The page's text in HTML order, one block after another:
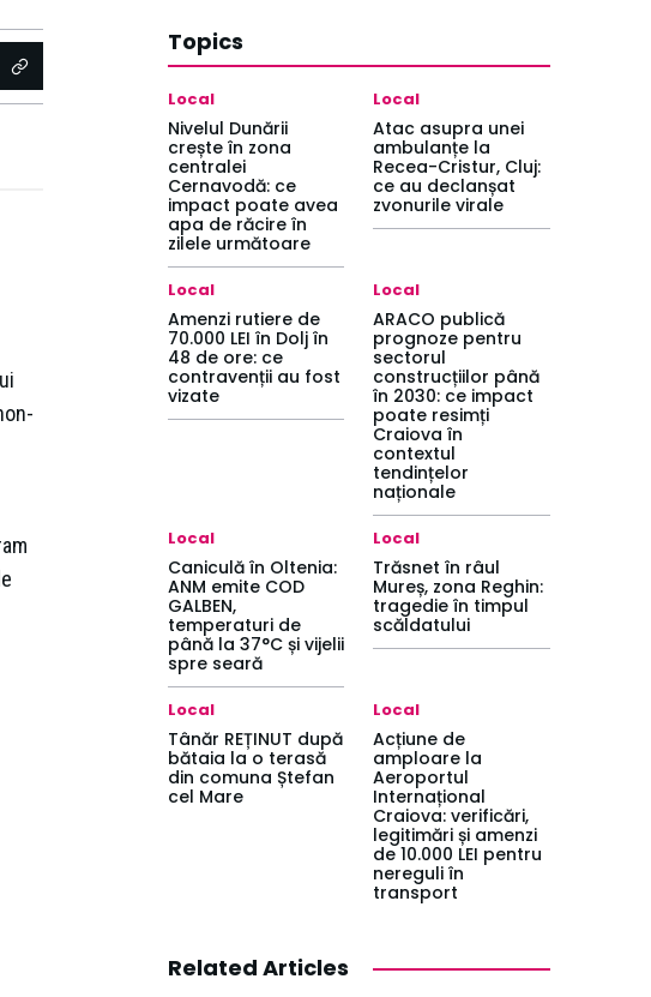
Topics
Local
Nivelul Dunării
crește în zona
centralei
Cernavodă: ce
impact poate avea
apa de răcire în
zilele următoare
Local
Atac asupra unei
ambulanțe la
Recea-Cristur, Cluj:
ce au declanșat
zvonurile virale
Local
Amenzi rutiere de
70.000 LEI în Dolj în
48 de ore: ce
contravenții au fost
vizate
Local
ARACO publică
prognoze pentru
sectorul
construcțiilor până
în 2030: ce impact
poate resimți
Craiova în
contextul
tendințelor
naționale
Local
Caniculă în Oltenia:
ANM emite COD
GALBEN,
temperaturi de
până la 37°C și vijelii
spre seară
Local
Trăsnet în râul
Mureș, zona Reghin:
tragedie în timpul
scăldatului
Local
Tânăr REȚINUT după
bătaia la o terasă
din comuna Ștefan
cel Mare
Local
Acțiune de
amploare la
Aeroportul
Internațional
Craiova: verificări,
legitimări și amenzi
de 10.000 LEI pentru
nereguli în
transport
Related Articles